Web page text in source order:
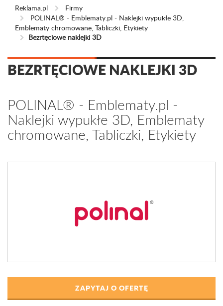
Reklama.pl
Firmy
POLINAL® - Emblematy.pl - Naklejki wypukłe 3D,
Emblematy chromowane, Tabliczki, Etykiety
Bezrtęciowe naklejki 3D
BEZRTĘCIOWE NAKLEJKI 3D
POLINAL® - Emblematy.pl -
Naklejki wypukłe 3D, Emblematy
chromowane, Tabliczki, Etykiety
ZAPYTAJ O OFERTĘ